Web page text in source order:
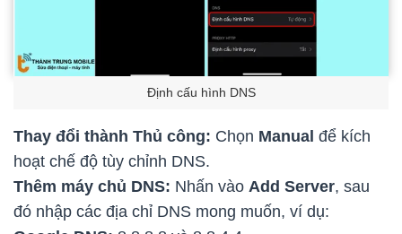
Định cấu hình DNS
Thay đổi thành Thủ công: Chọn Manual để kích
hoạt chế độ tùy chỉnh DNS.
Thêm máy chủ DNS: Nhấn vào Add Server, sau
đó nhập các địa chỉ DNS mong muốn, ví dụ: